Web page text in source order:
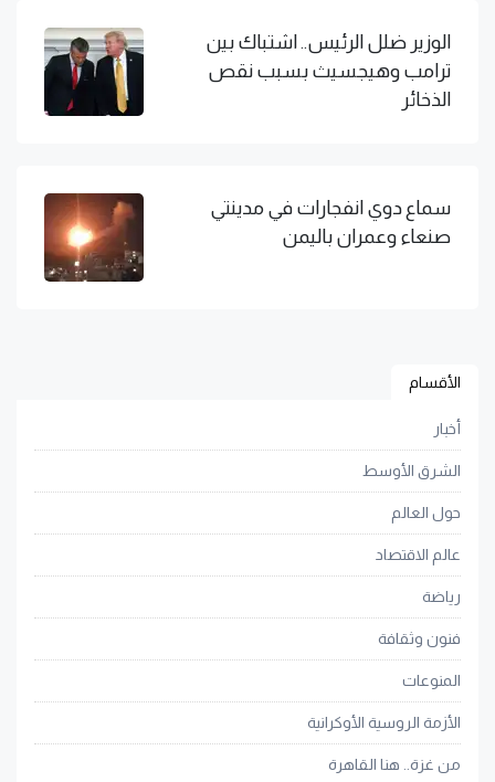
الوزير ضلل الرئيس.. اشتباك بين
ترامب وهيجسيث بسبب نقص
الذخائر
سماع دوي انفجارات في مدينتي
صنعاء وعمران باليمن
الأقسام
أخبار
الشرق الأوسط
حول العالم
عالم الاقتصاد
رياضة
فنون وثقافة
المنوعات
الأزمة الروسية الأوكرانية
من غزة.. هنا القاهرة